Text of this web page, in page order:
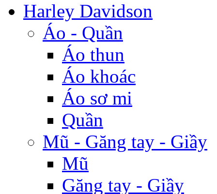
Harley Davidson
Áo - Quần
Áo thun
Áo khoác
Áo sơ mi
Quần
Mũ - Găng tay - Giầy
Mũ
Găng tay - Giầy